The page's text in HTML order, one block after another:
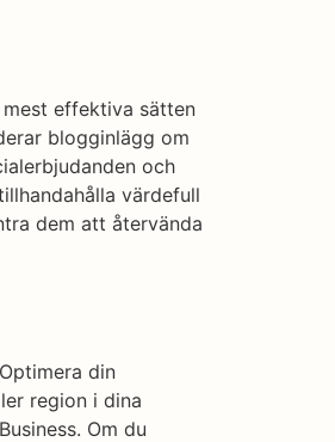
effektiva sätten
blogginlägg om
och
värdefull
dem att återvända
din
region i dina
Om du